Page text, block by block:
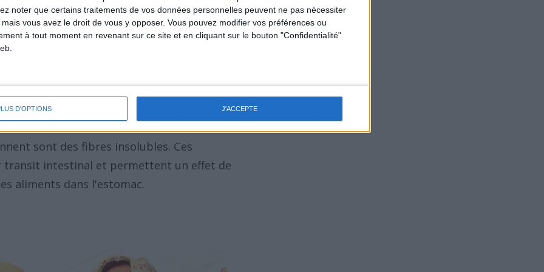
noter que certains traitements de vos données personnelles peuvent ne pas nécessiter
vous avez le droit de vous y opposer. Vous pouvez modifier vos préférences ou
à tout moment en revenant sur ce site et en cliquant sur le bouton "Confidentialité"
D'OPTIONS J'ACCEPTE
le plus de ce macronutriment : 26
de graine.
riches en omega-3, ainsi qu'en
ce qui en fait un aliment idéal pour un
sont des fibres insolubles. Ces
transit intestinal et permettent un effet de
aliments dans l'estomac.